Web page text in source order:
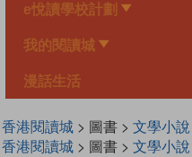
e悅讀學校計劃
我的閱讀城
漫話生活
香港閱讀城> 圖書 > 文學小說
香港閱讀城> 圖書 > 文學小說